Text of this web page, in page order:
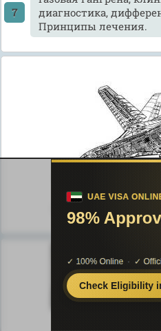
диагностика,
Принципы лечения.
Публикации по